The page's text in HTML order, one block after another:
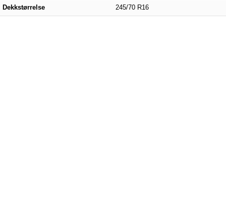
Dekkstørrelse 245/70 R16